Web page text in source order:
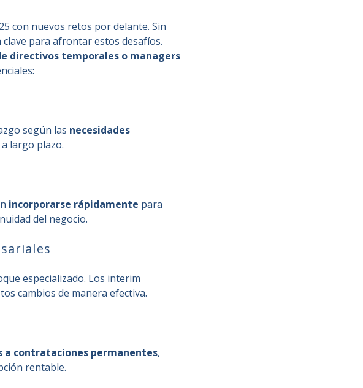
con nuevos retos por delante. Sin
para afrontar estos desafíos.
directivos temporales o managers
según las necesidades
largo plazo.
incorporarse rápidamente para
del negocio.
especializado. Los interim
cambios de manera efectiva.
a contrataciones permanentes,
rentable.